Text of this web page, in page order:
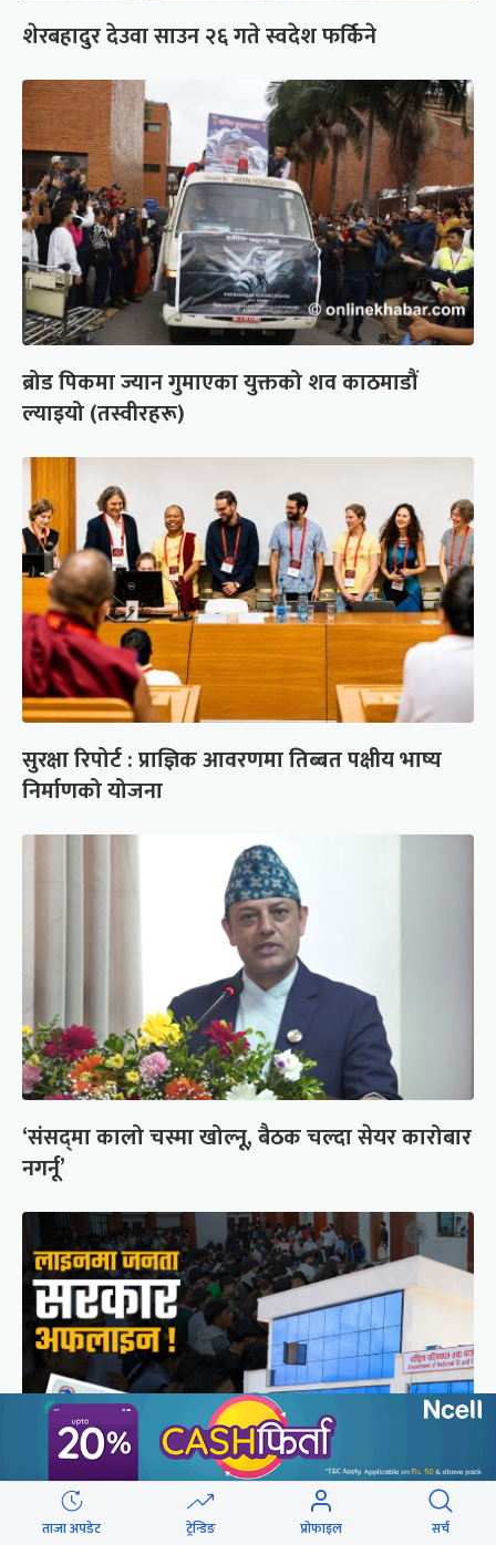
शेरबहादुर देउवा साउन २६ गते स्वदेश फर्किने
ब्रोड पिकमा ज्यान गुमाएका युक्तको शव काठमाडौं
ल्याइयो (तस्वीरहरू)
सुरक्षा रिपोर्ट : प्राज्ञिक आवरणमा तिब्बत पक्षीय भाष्य
निर्माणको योजना
‘संसद्‍मा कालो चस्मा खोल्नू, बैठक चल्दा सेयर कारोबार
नगर्नू’
राष्ट्रिय परिचयपत्रको ‘सर्भर’ समस्याले १६ निकायका
ताजा अपडेट ट्रेन्डिङ प्रोफाइल सर्च